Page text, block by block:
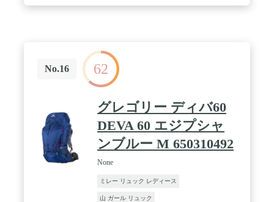
No.16 62
グレゴリー ディバ60
DEVA 60 エジプシャ
ンブルー M 650310492
None
ミレー リュック レディース
山 ガール リュック